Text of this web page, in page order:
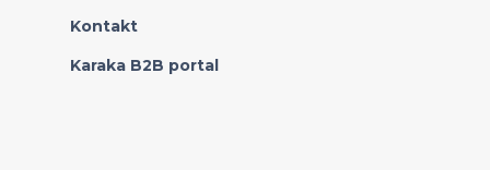
Kontakt
Karaka B2B portal